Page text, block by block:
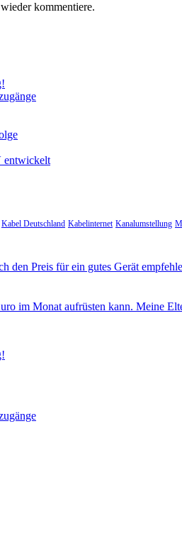
kommentiere.
entwickelt
Kabel Deutschland Kabelinternet Kanalumstellung
den Preis für ein gutes Gerät
im Monat aufrüsten kann. Meine